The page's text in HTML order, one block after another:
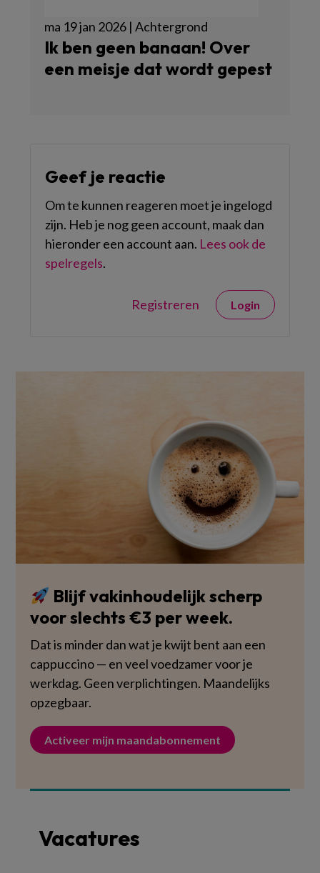
ma 19 jan 2026 | Achtergrond
Ik ben geen banaan! Over
een meisje dat wordt gepest
Geef je reactie
Om te kunnen reageren moet je ingelogd
zijn. Heb je nog geen account, maak dan
hieronder een account aan. Lees ook de
spelregels.
Registreren Login
Blijf vakinhoudelijk scherp
voor slechts €3 per week.
Dat is minder dan wat je kwijt bent aan een
cappuccino — en veel voedzamer voor je
werkdag. Geen verplichtingen. Maandelijks
opzegbaar.
Activeer mijn maandabonnement
Vacatures